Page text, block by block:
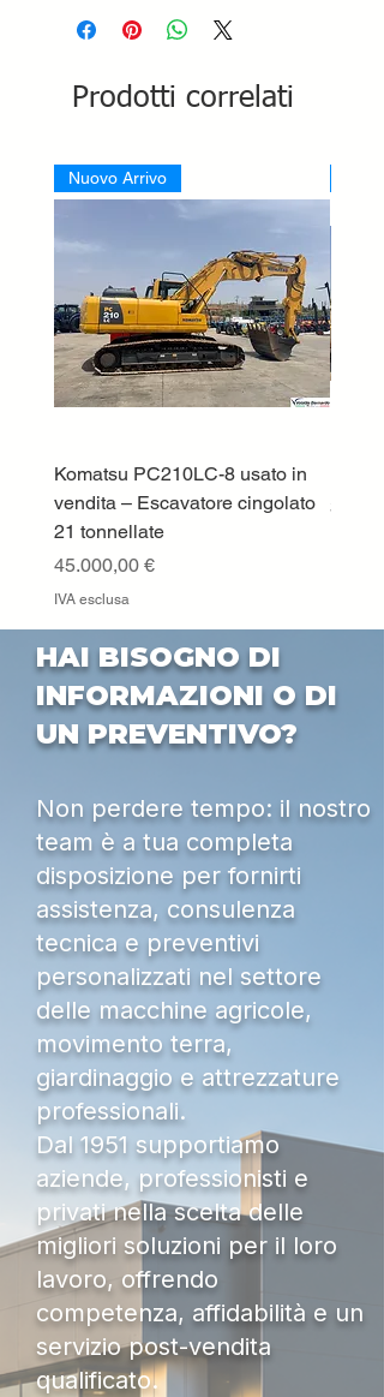
Prodotti correlati
Nuovo Arrivo
Komatsu PC210LC-8 usato in
vendita – Escavatore cingolato
21 tonnellate
Prezzo
45.000,00 €
IVA esclusa
Prezzo
HAI BISOGNO DI
INFORMAZIONI O DI
UN PREVENTIVO?
Non perdere tempo: il nostro
team è a tua completa
disposizione per fornirti
assistenza, consulenza
tecnica e preventivi
personalizzati nel settore
delle macchine agricole,
movimento terra,
giardinaggio e attrezzature
professionali.
Dal 1951 supportiamo
aziende, professionisti e
privati nella scelta delle
migliori soluzioni per il loro
lavoro, offrendo
competenza, affidabilità e un
servizio post-vendita
qualificato.